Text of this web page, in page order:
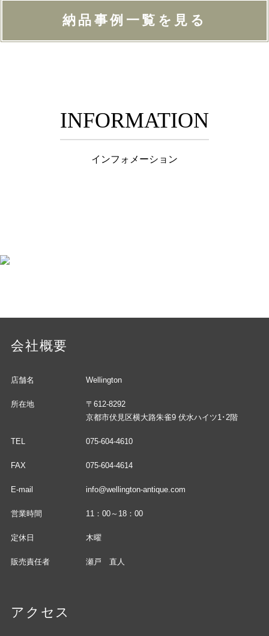
納品事例一覧を見る
INFORMATION
インフォメーション
会社概要
店舗名 Wellington
所在地
〒612-8292
京都市伏見区横大路朱雀9 伏水ハイツ1･2階
TEL 075-604-4610
FAX 075-604-4614
E-mail info@wellington-antique.com
営業時間 11：00～18：00
定休日 木曜
販売責任者 瀬戸 直人
アクセス